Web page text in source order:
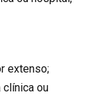
extenso;
clínica ou